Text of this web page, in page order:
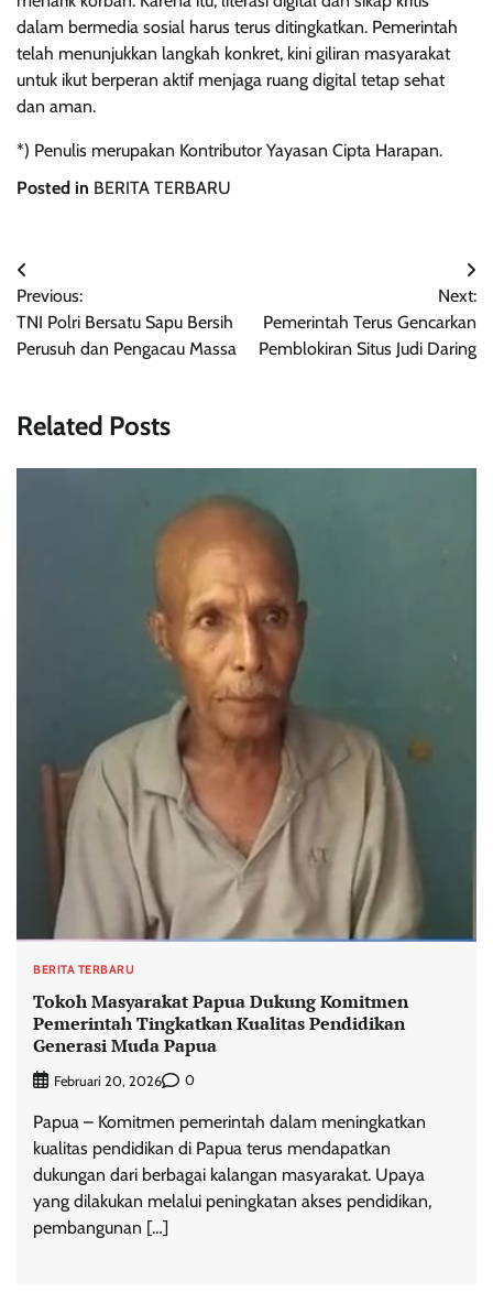
dalam bermedia sosial harus terus ditingkatkan. Pemerintah
telah menunjukkan langkah konkret, kini giliran masyarakat
untuk ikut berperan aktif menjaga ruang digital tetap sehat
dan aman.
*) Penulis merupakan Kontributor Yayasan Cipta Harapan.
Posted in BERITA TERBARU
Navigasi
pos
Previous:
TNI Polri Bersatu Sapu Bersih
Perusuh dan Pengacau Massa
Next:
Pemerintah Terus Gencarkan
Pemblokiran Situs Judi Daring
Related Posts
BERITA TERBARU
Tokoh Masyarakat Papua Dukung Komitmen
Pemerintah Tingkatkan Kualitas Pendidikan
Generasi Muda Papua
Februari 20, 2026 0
Papua – Komitmen pemerintah dalam meningkatkan
kualitas pendidikan di Papua terus mendapatkan
dukungan dari berbagai kalangan masyarakat. Upaya
yang dilakukan melalui peningkatan akses pendidikan,
pembangunan […]